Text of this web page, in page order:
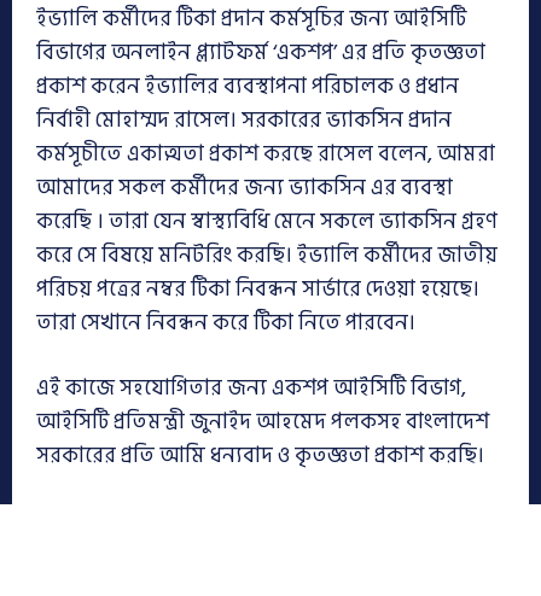
ইভ্যালি কর্মীদের টিকা প্রদান কর্মসূচির জন্য আইসিটি
বিভাগের অনলাইন প্ল্যাটফর্ম ‘একশপ’ এর প্রতি কৃতজ্ঞতা
প্রকাশ করেন ইভ্যালির ব্যবস্থাপনা পরিচালক ও প্রধান
নির্বাহী মোহাম্মদ রাসেল। সরকারের ভ্যাকসিন প্রদান
কর্মসূচীতে একাত্মতা প্রকাশ করছে রাসেল বলেন, আমরা
আমাদের সকল কর্মীদের জন্য ভ্যাকসিন এর ব্যবস্থা
করেছি । তারা যেন স্বাস্থ্যবিধি মেনে সকলে ভ্যাকসিন গ্রহণ
করে সে বিষয়ে মনিটরিং করছি। ইভ্যালি কর্মীদের জাতীয়
পরিচয় পত্রের নম্বর টিকা নিবন্ধন সার্ভারে দেওয়া হয়েছে।
তারা সেখানে নিবন্ধন করে টিকা নিতে পারবেন।
এই কাজে সহযোগিতার জন্য একশপ আইসিটি বিভাগ,
আইসিটি প্রতিমন্ত্রী জুনাইদ আহমেদ পলকসহ বাংলাদেশ
সরকারের প্রতি আমি ধন্যবাদ ও কৃতজ্ঞতা প্রকাশ করছি।